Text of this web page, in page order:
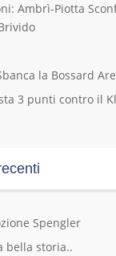
Ambrì-Piotta
la Bossard
3 punti contro il
Spengler
bella storia..